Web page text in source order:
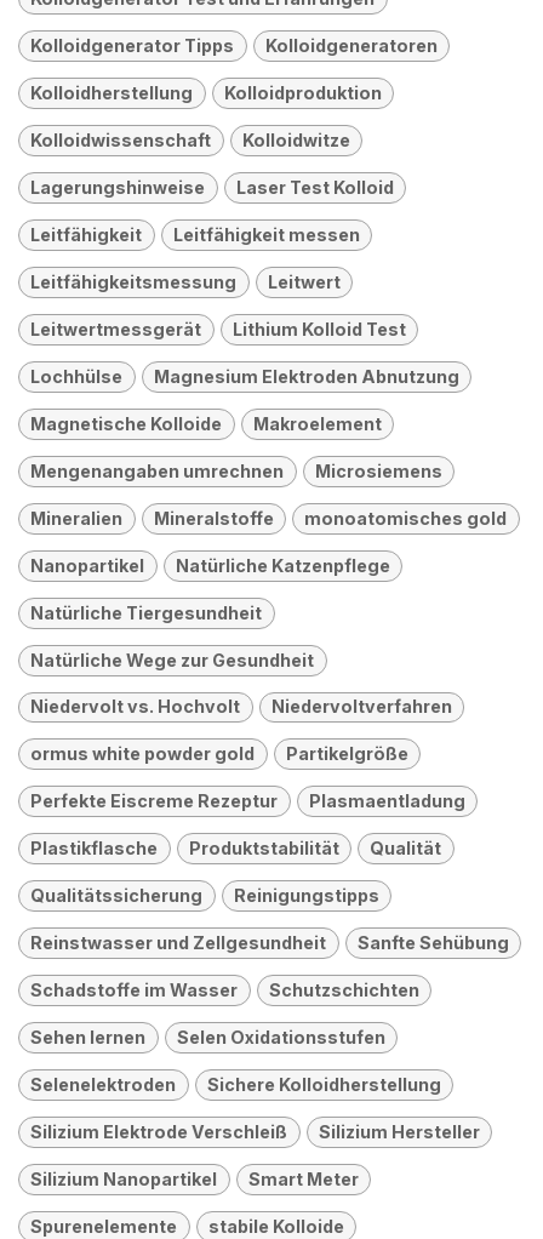
Kolloidgenerator Tipps Kolloidgeneratoren
Kolloidherstellung Kolloidproduktion
Kolloidwissenschaft Kolloidwitze
Lagerungshinweise Laser Test Kolloid
Leitfähigkeit Leitfähigkeit messen
Leitfähigkeitsmessung Leitwert
Leitwertmessgerät Lithium Kolloid Test
Lochhülse Magnesium Elektroden Abnutzung
Magnetische Kolloide Makroelement
Mengenangaben umrechnen Microsiemens
Mineralien Mineralstoffe monoatomisches gold
Nanopartikel Natürliche Katzenpflege
Natürliche Tiergesundheit
Natürliche Wege zur Gesundheit
Niedervolt vs. Hochvolt Niedervoltverfahren
ormus white powder gold Partikelgröße
Perfekte Eiscreme Rezeptur Plasmaentladung
Plastikflasche Produktstabilität Qualität
Qualitätssicherung Reinigungstipps
Reinstwasser und Zellgesundheit Sanfte Sehübung
Schadstoffe im Wasser Schutzschichten
Sehen lernen Selen Oxidationsstufen
Selenelektroden Sichere Kolloidherstellung
Silizium Elektrode Verschleiß Silizium Hersteller
Silizium Nanopartikel Smart Meter
Spurenelemente stabile Kolloide